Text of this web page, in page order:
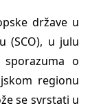
države u
(SCO), u julu
o
regionu
se svrstati u